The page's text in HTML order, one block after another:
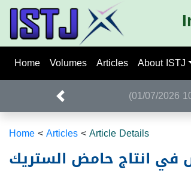
Home Volumes Articles About ISTJ
(01/07/2026
Home<Articles<Article Details
في انتاج حامض الستريك